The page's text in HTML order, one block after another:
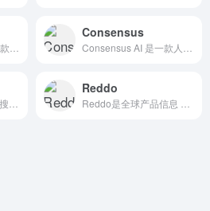
Consensus
Reddo